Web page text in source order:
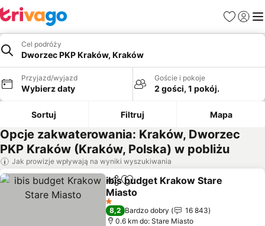
Ulubione
Cel podróży
Dworzec PKP Kraków, Kraków
Przyjazd/wyjazd
Wybierz daty
Goście i pokoje
2 gości, 1 pokój.
Sortuj Filtruj Mapa
Opcje zakwaterowania: Kraków, Dworzec
PKP Kraków (Kraków, Polska) w pobliżu
Jak prowizje wpływają na wyniki wyszukiwania
Udostępnij
Dodaj do ulubionych
ibis budget Krakow Stare
Miasto
1 Kategoria
8,2 Bardzo dobry
16 843
0.6 km do: Stare Miasto